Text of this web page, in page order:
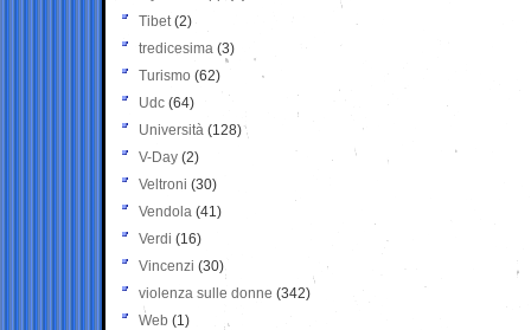
Tibet(2)
tredicesima (3)
Turismo (62)
Udc (64)
Università (128)
V-Day (2)
Veltroni (30)
Vendola (41)
Verdi (16)
Vincenzi (30)
violenza sulle donne (342)
Web (1)